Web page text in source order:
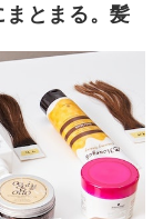
とまる。髪